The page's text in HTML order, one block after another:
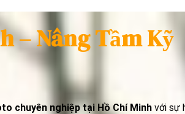
– Nâng Tầm Kỹ
chuyên nghiệp tại Hồ Chí Minhvới sự